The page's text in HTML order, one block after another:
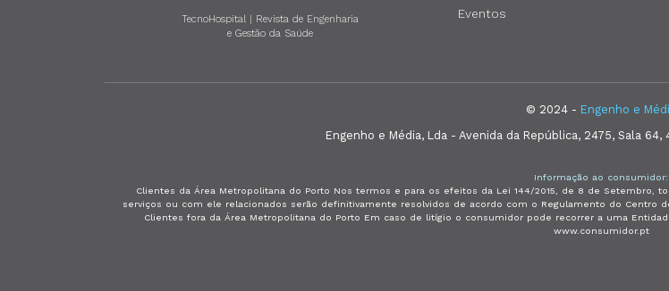
TecnoHospital | Revista de Engenharia
e Gestão da Saúde
Eventos
© 2024 - Engenho e
Engenho e Média, Lda - Avenida da República, 2475, Sala 64,
Informação ao consumidor:
Clientes da Área Metropolitana do Porto Nos termos e para os efeitos da Lei 144/2015, de 8 de
serviços ou com ele relacionados serão definitivamente resolvidos de acordo com o Regulamento do
Clientes fora da Área Metropolitana do Porto Em caso de litígio o consumidor pode recorrer a uma
www.consumidor.pt